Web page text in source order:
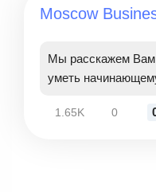
Moscow
Мы расскажем Вам
уметь
1.65K 0